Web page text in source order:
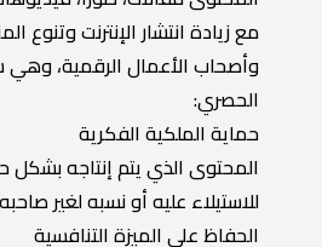
مع زيادة انتشار الإنترنت
وأصحاب الأعمال الرقمية،
الحصري:
حماية الملكية الفكرية
المحتوى الذي يتم إنتاجه
للاستيلاء عليه أو نسبه لغير
الحفاظ على الميزة التنافسية